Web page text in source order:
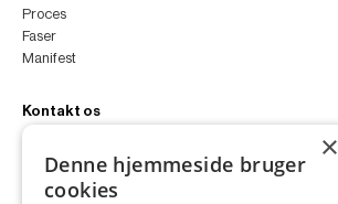
Proces
Faser
Manifest
Kontakt os
+45 4252 0011
VA11a
×
Denne hjemmeside bruger
cookies